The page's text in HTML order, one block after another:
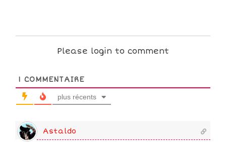
Please login to comment
1 COMMENTAIRE
plus récents
Astaldo